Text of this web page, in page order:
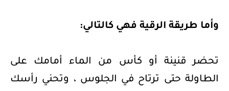
وأما طريقة الرقية فهي كالتالي:
تحضر قنينة أو كأس من الماء أمامك على
الطاولة حتى ترتاح في الجلوس ، وتحني رأسك